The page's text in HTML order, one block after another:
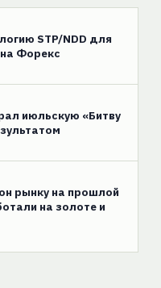
STP/NDD для
Форекс
июльскую «Битву
рынку на прошлой
на золоте и